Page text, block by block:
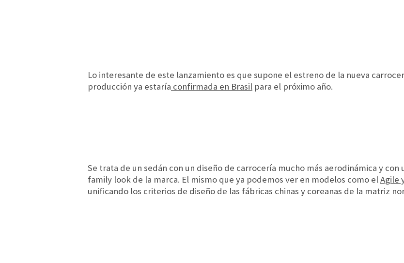
Lo interesante de este lanzamiento es que supone el estreno de la nueva
producción ya estaría confirmada en Brasil para el próximo año.
Se trata de un sedán con un diseño de carrocería mucho más aerodinámica y
family look de la marca. El mismo que ya podemos ver en modelos como elAgile
unificando los criterios de diseño de las fábricas chinas y coreanas de la matriz